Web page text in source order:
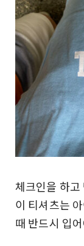
체크인을 하
이 티셔츠는
때 반드시 입